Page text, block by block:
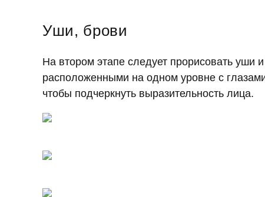
Уши, брови
На втором этапе следует прорисовать
расположенными на одном уровне с
чтобы подчеркнуть выразительность лица.